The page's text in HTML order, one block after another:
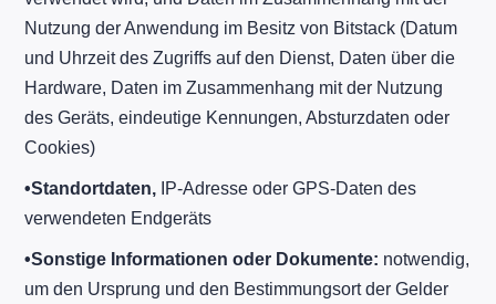
Nutzung der Anwendung im Besitz von Bitstack (Datum
und Uhrzeit des Zugriffs auf den Dienst, Daten über die
Hardware, Daten im Zusammenhang mit der Nutzung
des Geräts, eindeutige Kennungen, Absturzdaten oder
Cookies)
•Standortdaten, IP-Adresse oder GPS-Daten des
verwendeten Endgeräts
•Sonstige Informationen oder Dokumente: notwendig,
um den Ursprung und den Bestimmungsort der Gelder